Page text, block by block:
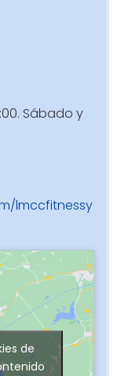
Sábado y
lmccfitnessy
de